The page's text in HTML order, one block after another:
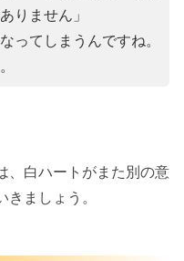
りません」
ってしまうんですね。
、白ハートがまた別の意
ましょう。